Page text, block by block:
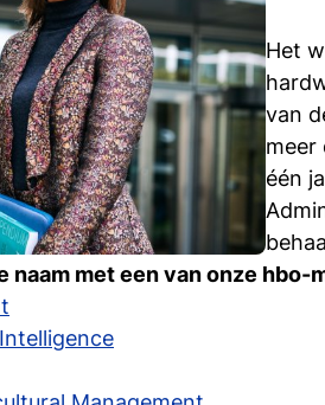
Het
van
meer
één
met een van onze hbo-